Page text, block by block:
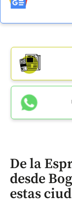
De la
desde
estas